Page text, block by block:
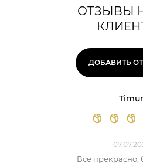
ОТЗЫВЫ
ДОБАВИТЬ
Timur
Все прекрасно,